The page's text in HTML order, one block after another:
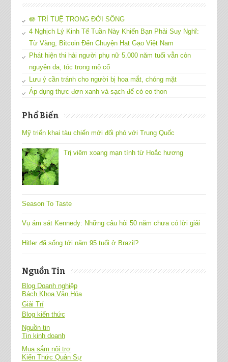
🪷 TRÍ TUỆ TRONG ĐỜI SỐNG
4 Nghịch Lý Kinh Tế Tuần Này Khiến Bạn Phải Suy Nghĩ:
Từ Vàng, Bitcoin Đến Chuyện Hạt Gạo Việt Nam
Phát hiện thi hài người phụ nữ 5.000 năm tuổi vẫn còn
nguyên da, tóc trong mộ cổ
Lưu ý cần tránh cho người bị hoa mắt, chóng mặt
Áp dụng thực đơn xanh và sạch để có eo thon
Phổ Biến
Mỹ triển khai tàu chiến mới đối phó với Trung Quốc
Trị viêm xoang mạn tính từ Hoắc hương
Season To Taste
Vụ ám sát Kennedy: Những câu hỏi 50 năm chưa có lời giải
Hitler đã sống tới năm 95 tuổi ở Brazil?
Nguồn Tin
Blog Doanh nghiệp
Bách Khoa Văn Hóa
Giải Trí
Blog kiến thức
Nguồn tin
Tin kinh doanh
Mua sắm nội trợ
Kiến Thức Quân Sự